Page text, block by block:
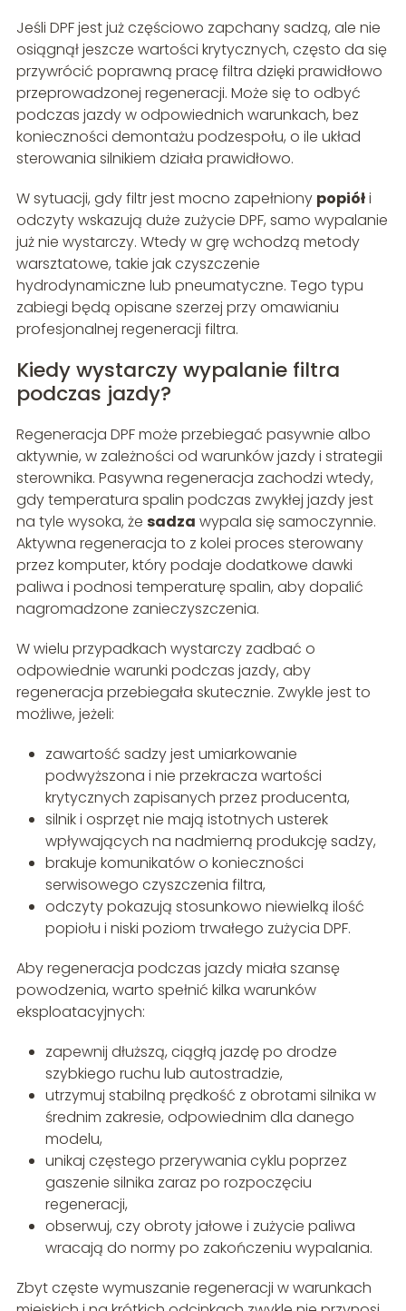
Jeśli DPF jest już częściowo zapchany sadzą, ale nie
osiągnął jeszcze wartości krytycznych, często da się
przywrócić poprawną pracę filtra dzięki prawidłowo
przeprowadzonej regeneracji. Może się to odbyć
podczas jazdy w odpowiednich warunkach, bez
konieczności demontażu podzespołu, o ile układ
sterowania silnikiem działa prawidłowo.
W sytuacji, gdy filtr jest mocno zapełniony popiółi
odczyty wskazują duże zużycie DPF, samo wypalanie
już nie wystarczy. Wtedy w grę wchodzą metody
warsztatowe, takie jak czyszczenie
hydrodynamiczne lub pneumatyczne. Tego typu
zabiegi będą opisane szerzej przy omawianiu
profesjonalnej regeneracji filtra.
Kiedy wystarczy wypalanie filtra
podczas jazdy?
Regeneracja DPF może przebiegać pasywnie albo
aktywnie, w zależności od warunków jazdy i strategii
sterownika. Pasywna regeneracja zachodzi wtedy,
gdy temperatura spalin podczas zwykłej jazdy jest
na tyle wysoka, że sadza wypala się samoczynnie.
Aktywna regeneracja to z kolei proces sterowany
przez komputer, który podaje dodatkowe dawki
paliwa i podnosi temperaturę spalin, aby dopalić
nagromadzone zanieczyszczenia.
W wielu przypadkach wystarczy zadbać o
odpowiednie warunki podczas jazdy, aby
regeneracja przebiegała skutecznie. Zwykle jest to
możliwe, jeżeli:
zawartość sadzy jest umiarkowanie
podwyższona i nie przekracza wartości
krytycznych zapisanych przez producenta,
silnik i osprzęt nie mają istotnych usterek
wpływających na nadmierną produkcję sadzy,
brakuje komunikatów o konieczności
serwisowego czyszczenia filtra,
odczyty pokazują stosunkowo niewielką ilość
popiołu i niski poziom trwałego zużycia DPF.
Aby regeneracja podczas jazdy miała szansę
powodzenia, warto spełnić kilka warunków
eksploatacyjnych:
zapewnij dłuższą, ciągłą jazdę po drodze
szybkiego ruchu lub autostradzie,
utrzymuj stabilną prędkość z obrotami silnika w
średnim zakresie, odpowiednim dla danego
modelu,
unikaj częstego przerywania cyklu poprzez
gaszenie silnika zaraz po rozpoczęciu
regeneracji,
obserwuj, czy obroty jałowe i zużycie paliwa
wracają do normy po zakończeniu wypalania.
Zbyt częste wymuszanie regeneracji w warunkach